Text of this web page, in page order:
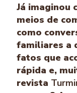
Já imaginou
meios de
como
familiares a
fatos que
rápida e,
revista